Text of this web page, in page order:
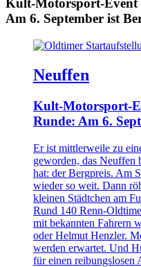
Kult-Motorsport-Event
Am 6. September ist
Neuffen
Kult-Motorsport-
Runde: Am 6.
Er ist mittlerweile zu
geworden, das Neuffen
hat: der Bergpreis. Am
wieder so weit. Dann
kleinen Städtchen am
Rund 140 Renn-
mit bekannten Fahrern
oder Helmut Henzler.
werden erwartet. Und
für einen reibungslosen